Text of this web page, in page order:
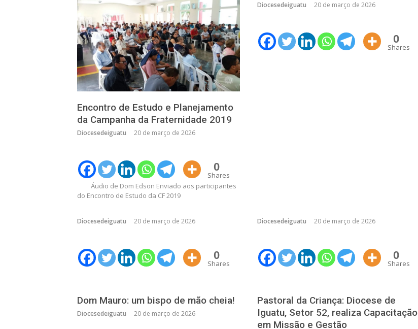
Encontro de Estudo e Planejamento
da Campanha da Fraternidade 2019
Diocesedeiguatu 20 de março de 2026
0
Shares
Áudio de Dom Edson Enviado aos participantes
do Encontro de Estudo da CF 2019
Diocesedeiguatu 20 de março de 2026
0
Shares
Diocesedeiguatu 20 de março de 2026
0
Shares
Diocesedeiguatu 20 de março de 2026
0
Shares
Dom Mauro: um bispo de mão cheia!
Diocesedeiguatu 20 de março de 2026
Pastoral da Criança: Diocese de
Iguatu, Setor 52, realiza Capacitação
em Missão e Gestão